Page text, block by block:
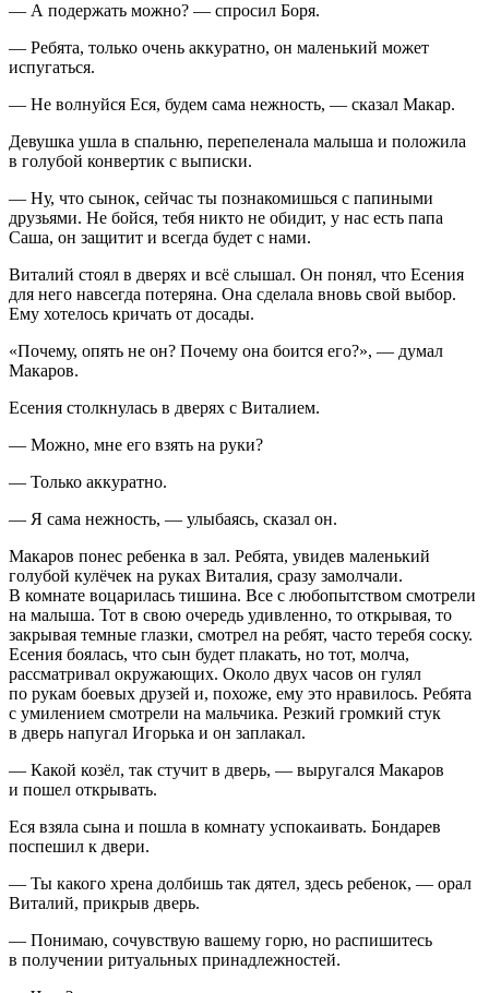
— А подержать можно? — спросил Боря.
— Ребята, только очень аккуратно, он маленький может
испугаться.
— Не волнуйся Еся, будем сама нежность, — сказал Макар.
Девушка ушла в спальню, перепеленала малыша и положила
в голубой конвертик с выписки.
— Ну, что сынок, сейчас ты познакомишься с папиными
друзьями. Не бойся, тебя никто не обидит, у нас есть папа
Саша, он защитит и всегда будет с нами.
Виталий стоял в дверях и всё слышал. Он понял, что Есения
для него навсегда потеряна. Она сделала вновь свой выбор.
Ему хотелось кричать от досады.
«Почему, опять не он? Почему она боится его?», — думал
Макаров.
Есения столкнулась в дверях с Виталием.
— Можно, мне его взять на руки?
— Только аккуратно.
— Я сама нежность, — улыбаясь, сказал он.
Макаров понес ребенка в зал. Ребята, увидев маленький
голубой кулёчек на руках Виталия, сразу замолчали.
В комнате воцарилась тишина. Все с любопытством смотрели
на малыша. Тот в свою очередь удивленно, то открывая, то
закрывая темные глазки, смотрел на ребят, часто теребя соску.
Есения боялась, что сын будет плакать, но тот, молча,
рассматривал окружающих. Около двух часов он гулял
по рукам боевых друзей и, похоже, ему это нравилось. Ребята
с умилением смотрели на мальчика. Резкий громкий стук
в дверь напугал Игорька и он заплакал.
— Какой козёл, так стучит в дверь, — выругался Макаров
и пошел открывать.
Еся взяла сына и пошла в комнату успокаивать. Бондарев
поспешил к двери.
— Ты какого хрена долбишь так дятел, здесь ребенок, — орал
Виталий, прикрыв дверь.
— Понимаю, сочувствую вашему горю, но распишитесь
в получении ритуальных принадлежностей.